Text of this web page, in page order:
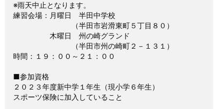
※雨天中止となります。
練習会場：月曜日 半田中学校
（半田市岩滑東町５丁目８０）
木曜日 州の崎グランド
（半田市州の崎町２－１３１）
時間：１９：００～２１：００
■参加資格
２０２３年度新中学１年生（現小学６年生）
スポーツ保険に加入していること